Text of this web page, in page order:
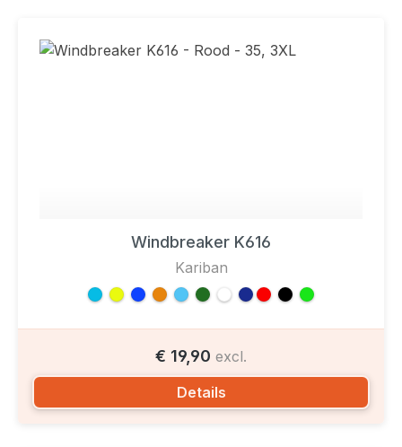
Windbreaker K616
Kariban
€ 19,90 excl.
Details